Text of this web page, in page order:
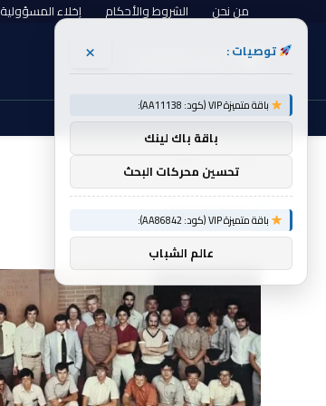
من نحن الشروط والأحكام إخلاء المسؤولية
المعالجات
توصيات : ×
باقة متميزة VIP (كود: AA11138):
باقة باك لينك
تحسين محركات البحث
باقة متميزة VIP (كود: AA86842):
عالم الشباب